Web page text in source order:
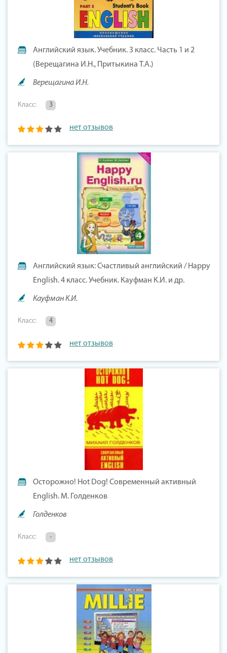
Английский язык. Учебник. 3 класс. Часть 1 и 2
(Верещагина И.Н., Притыкина Т.А.)
Верещагина И.Н.
Класс: 3
нет отзывов
Английский язык: Счастливый английский / Happy
English. 4 класс. Учебник. Кауфман К.И. и др.
Кауфман К.И.
Класс: 4
нет отзывов
Осторожно! Hot Dog! Современный активный
English. М. Голденков
Голденков
Класс: -
нет отзывов